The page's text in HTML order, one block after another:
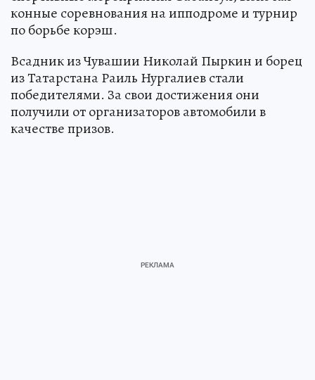
конные соревнования на ипподроме и турнир
по борьбе корэш.
Всадник из Чувашии Николай Пыркин и борец
из Татарстана Раиль Нургалиев стали
победителями. За свои достижения они
получили от организаторов автомобили в
качестве призов.